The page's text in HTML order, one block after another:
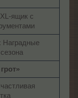
ящик с
Наградные